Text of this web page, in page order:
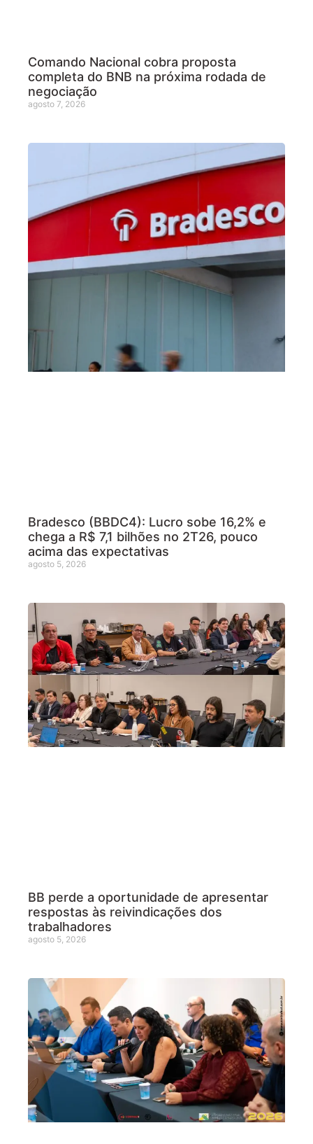
Comando Nacional cobra proposta
completa do BNB na próxima rodada de
negociação
agosto 7, 2026
Bradesco (BBDC4): Lucro sobe 16,2% e
chega a R$ 7,1 bilhões no 2T26, pouco
acima das expectativas
agosto 5, 2026
BB perde a oportunidade de apresentar
respostas às reivindicações dos
trabalhadores
agosto 5, 2026